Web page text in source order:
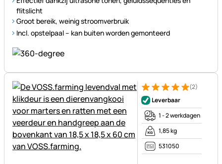
flitslicht
Groot bereik, weinig stroomverbruik
Incl. opstelpaal – kan buiten worden gemonteerd
Beoordeling: 5 van 5 (2
2 Bewertungen
(2)
Leverbaar
1 - 2 werkdagen
1,85 kg
531050